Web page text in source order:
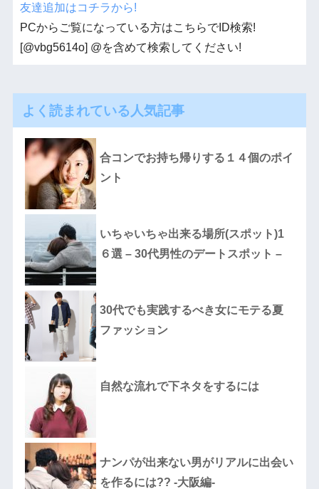
友達追加はコチラから!
PCからご覧になっている方はこちらでID検索!
[@vbg5614o] @を含めて検索してください!
よく読まれている人気記事
合コンでお持ち帰りする１４個のポイ
ント
いちゃいちゃ出来る場所(スポット)1
６選 – 30代男性のデートスポット –
30代でも実践するべき女にモテる夏
ファッション
自然な流れで下ネタをするには
ナンパが出来ない男がリアルに出会い
を作るには?? -大阪編-